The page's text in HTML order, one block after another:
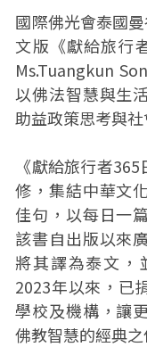
國際佛光會泰國
文版《獻給旅行
Ms.Tuangkun
以佛法智慧與生
助益政策思考與社
《獻給旅行者
修，集結中華文
佳句，以每日一
該書自出版以來
將其譯為泰文，
2023年以來，已
學校及機構，讓
佛教智慧的經典之